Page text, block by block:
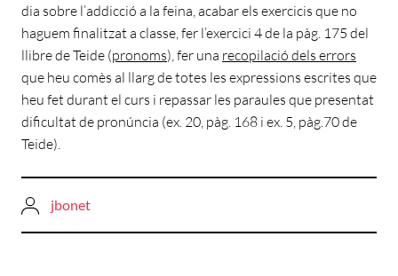
dia sobre l’addicció a la feina, acabar els exercicis que no
haguem finalitzat a classe, fer l’exercici 4 de la pàg. 175 del
llibre de Teide (pronoms), fer una recopilació dels errors
que heu comès al llarg de totes les expressions escrites que
heu fet durant el curs i repassar les paraules que presentat
dificultat de pronúncia (ex. 20, pàg. 168 i ex. 5, pàg.70 de
Teide).
jbonet